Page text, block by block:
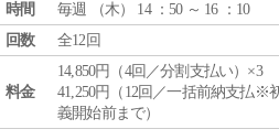
時間
毎週 （木） 14 ：50 ～ 16 ：10
回数
全12回
料金
14,850円（4回／分割支払い）×3
41,250円（12回／一括前納支払※
義開始前まで）